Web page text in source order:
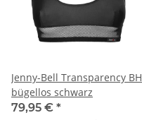
Jenny-Bell Transparency BH
bügellos schwarz
79,95 € *